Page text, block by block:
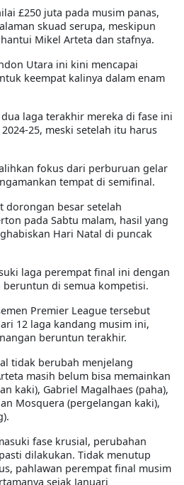
£250 juta pada musim panas,
skuad serupa, meskipun
Mikel Arteta dan stafnya.
Utara ini kini mencapai
keempat kalinya dalam enam
laga terakhir mereka di fase ini
25, meski setelah itu harus
fokus dari perburuan gelar
tempat di semifinal.
dorongan besar setelah
pada Sabtu malam, hasil yang
Hari Natal di puncak
laga perempat final ini dengan
di semua kompetisi.
Premier League tersebut
12 laga kandang musim ini,
beruntun terakhir.
tidak berubah menjelang
masih belum bisa memainkan
kaki), Gabriel Magalhaes (paha),
Mosquera (pergelangan kaki),
fase krusial, perubahan
dilakukan. Tidak menutup
pahlawan perempat final musim
sejak Januari